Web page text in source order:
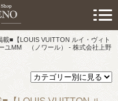
載■【LOUIS VUITTON ルイ・ヴィト
ユMM （ノワール） - 株式会社上野
の方へ
い方
い方
い方